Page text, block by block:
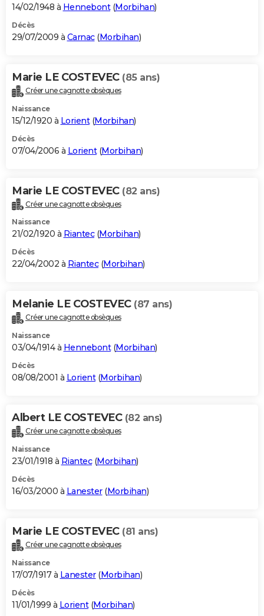
14/02/1948 à Hennebont(Morbihan)
Décès
29/07/2009 à Carnac(Morbihan)
Marie LE COSTEVEC (85 ans)
Créer une cagnotte obsèques
Naissance
15/12/1920 à Lorient(Morbihan)
Décès
07/04/2006 à Lorient(Morbihan)
Marie LE COSTEVEC (82 ans)
Créer une cagnotte obsèques
Naissance
21/02/1920 à Riantec(Morbihan)
Décès
22/04/2002 à Riantec(Morbihan)
Melanie LE COSTEVEC (87 ans)
Créer une cagnotte obsèques
Naissance
03/04/1914 à Hennebont(Morbihan)
Décès
08/08/2001 à Lorient(Morbihan)
Albert LE COSTEVEC (82 ans)
Créer une cagnotte obsèques
Naissance
23/01/1918 à Riantec(Morbihan)
Décès
16/03/2000 à Lanester(Morbihan)
Marie LE COSTEVEC (81 ans)
Créer une cagnotte obsèques
Naissance
17/07/1917 à Lanester(Morbihan)
Décès
11/01/1999 à Lorient(Morbihan)